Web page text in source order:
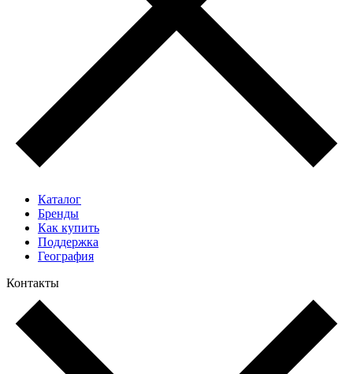
Каталог
Бренды
Как купить
Поддержка
География
Контакты